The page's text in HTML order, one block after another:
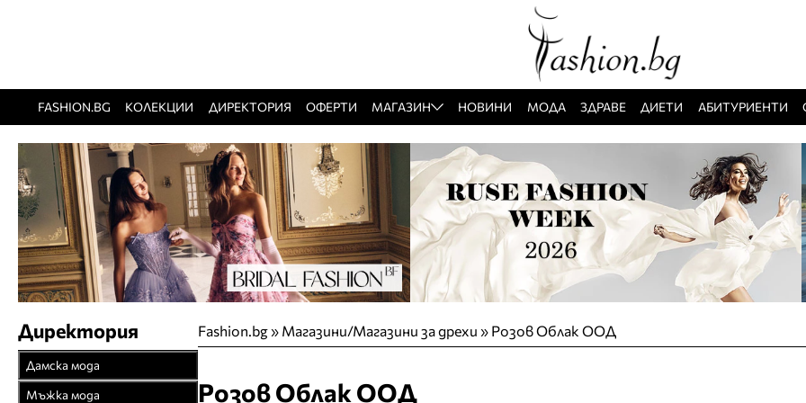
FASHION.BG КОЛЕКЦИИ ДИРЕКТОРИЯ ОФЕРТИ МАГАЗИН НОВИНИ МОДА ЗДРАВЕ ДИЕТИ АБИТУРИЕНТИ
Fashion.bg» Магазини/Магазини за дрехи » Розов Облак ООД
Розов Облак ООД
Директория
Дамска мода
Връхни облекла
Мъжка мода